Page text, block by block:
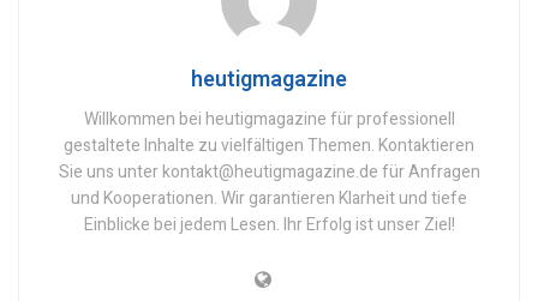
heutigmagazine
Willkommen bei heutigmagazine für professionell
gestaltete Inhalte zu vielfältigen Themen. Kontaktieren
Sie uns unter kontakt@heutigmagazine.de für Anfragen
und Kooperationen. Wir garantieren Klarheit und tiefe
Einblicke bei jedem Lesen. Ihr Erfolg ist unser Ziel!